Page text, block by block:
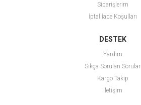
Siparişlerim
İptal İade Koşulları
DESTEK
Yardım
Sıkça Sorulan Sorular
Kargo Takip
İletişim